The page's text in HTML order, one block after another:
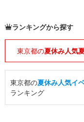
ランキングから探す
東京都の夏休み人気
東京都の夏休み人気イ
ランキング